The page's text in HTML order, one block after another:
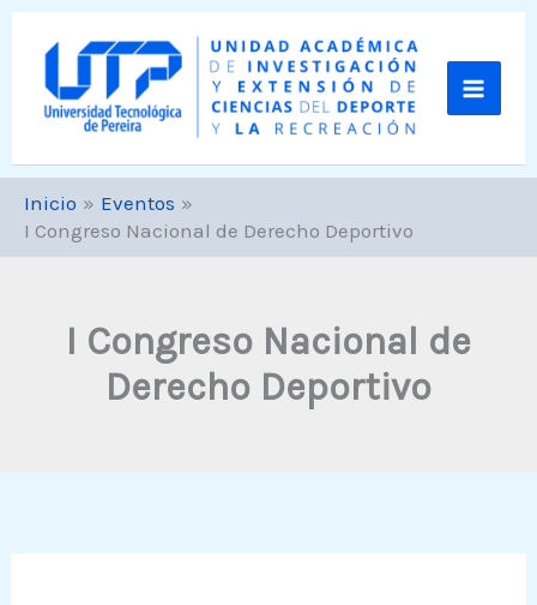
contenido
Inicio
Eventos
I Congreso Nacional de Derecho Deportivo
I Congreso Nacional de
Derecho Deportivo